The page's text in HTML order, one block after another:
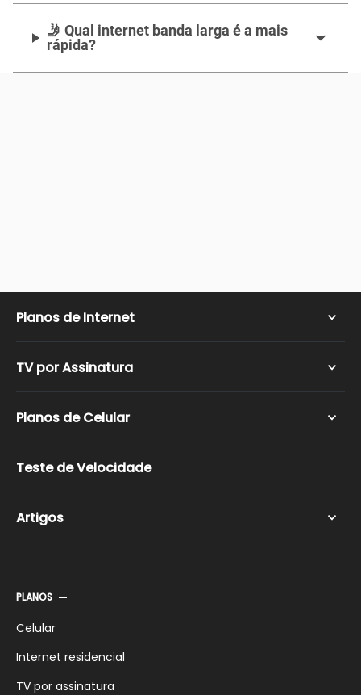
🤳 Qual internet banda larga é a mais
rápida?
Planos de Internet
Internet Residencial
Internet Via Satélite
TV por Assinatura
Programação da TV a cabo
Planos de Celular
Planos Pós-Pagos
Planos de Celular Família
Teste de Velocidade
Artigos
TV
Comparativos
PLANOS
Celular
Internet residencial
TV por assinatura